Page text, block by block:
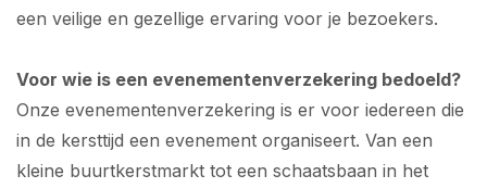
een veilige en gezellige ervaring voor je bezoekers.
Voor wie is een evenementenverzekering bedoeld?
Onze evenementenverzekering is er voor iedereen die
in de kersttijd een evenement organiseert. Van een
kleine buurtkerstmarkt tot een schaatsbaan in het